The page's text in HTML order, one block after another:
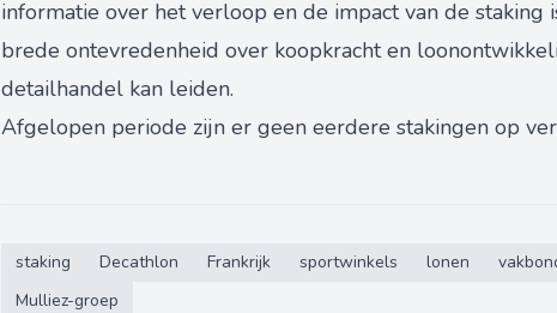
informatie over het verloop en de impact van de
brede ontevredenheid over koopkracht en
detailhandel kan leiden.
Afgelopen periode zijn er geen eerdere stakingen op
staking Decathlon Frankrijk sportwinkels lonen
Mulliez-groep